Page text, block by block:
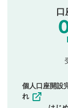
公序
氏名
他の
他者
同一内
その
一度投稿し
個人口座開設
れ